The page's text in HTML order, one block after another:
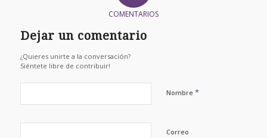
COMENTARIOS
Dejar un comentario
¿Quieres unirte a la conversación?
Siéntete libre de contribuir!
Nombre *
Correo